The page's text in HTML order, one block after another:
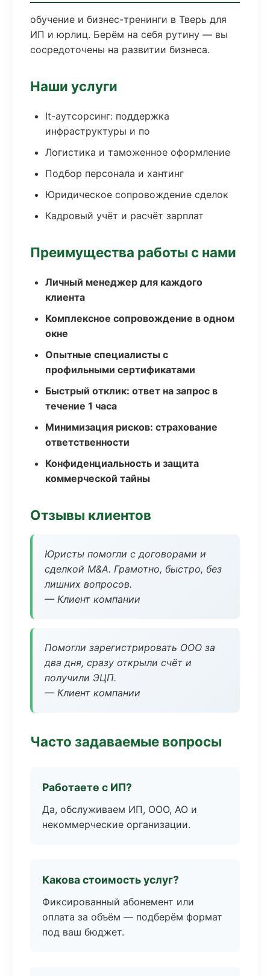
обучение и бизнес-тренинги в Тверь для
ИП и юрлиц. Берём на себя рутину — вы
сосредоточены на развитии бизнеса.
Наши услуги
It-аутсорсинг: поддержка
инфраструктуры и по
Логистика и таможенное оформление
Подбор персонала и хантинг
Юридическое сопровождение сделок
Кадровый учёт и расчёт зарплат
Преимущества работы с нами
Личный менеджер для каждого
клиента
Комплексное сопровождение в одном
окне
Опытные специалисты с
профильными сертификатами
Быстрый отклик: ответ на запрос в
течение 1 часа
Минимизация рисков: страхование
ответственности
Конфиденциальность и защита
коммерческой тайны
Отзывы клиентов
Юристы помогли с договорами и
сделкой M&A. Грамотно, быстро, без
лишних вопросов.
— Клиент компании
Помогли зарегистрировать ООО за
два дня, сразу открыли счёт и
получили ЭЦП.
— Клиент компании
Часто задаваемые вопросы
Работаете с ИП?
Да, обслуживаем ИП, ООО, АО и
некоммерческие организации.
Какова стоимость услуг?
Фиксированный абонемент или
оплата за объём — подберём формат
под ваш бюджет.